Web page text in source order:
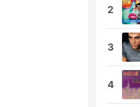
2
3
4